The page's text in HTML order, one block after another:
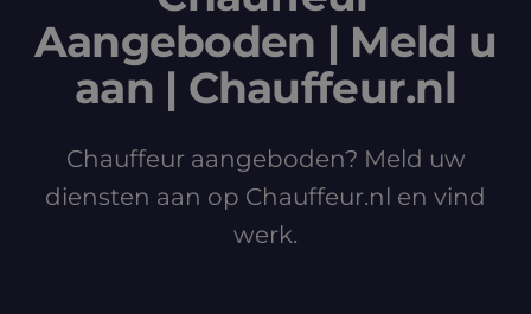
Aangeboden | Meld u
aan | Chauffeur.nl
Chauffeur aangeboden? Meld uw
diensten aan op Chauffeur.nl en vind
werk.